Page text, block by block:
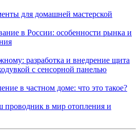
для домашней мастерской
в России: особенности рынка и
разработка и внедрение щита
с сенсорной панелью
в частном доме: что это такое?
проводник в мир отопления и